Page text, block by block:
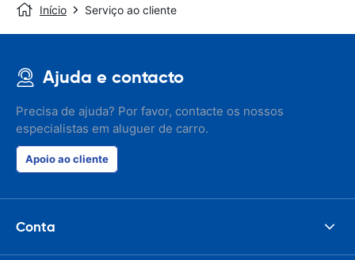
Início Serviço ao cliente
Ajuda e contacto
Precisa de ajuda? Por favor, contacte os nossos
especialistas em aluguer de carro.
Apoio ao cliente
Conta